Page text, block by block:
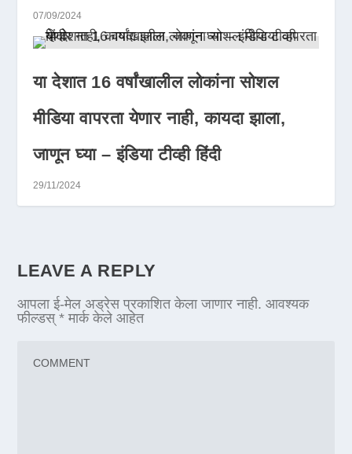
07/09/2024
या देशात 16 वर्षांखालील लोकांना सोशल
मीडिया वापरता येणार नाही, कायदा झाला,
जाणून घ्या – इंडिया टीव्ही हिंदी
29/11/2024
LEAVE A REPLY
आपला ई-मेल अड्रेस प्रकाशित केला जाणार नाही. आवश्यक
फील्डस्* मार्क केले आहेत